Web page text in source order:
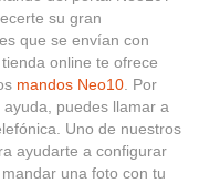
su gran
que se envían con
online te ofrece
mandos Neo10 . Por
puedes llamar a
Uno de nuestros
ayudarte a configurar
una foto con tu